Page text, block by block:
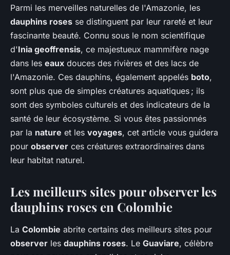
Où observer les dauphins
roses dans l'Amazonie ?
Owen•9 juin 2024•5 min de lecture
Parmi les merveilles naturelles de l'Amazonie, les
dauphins roses se distinguent par leur rareté et leur
fascinante beauté. Connu sous le nom scientifique
d'Inia geoffrensis, ce majestueux mammifère nage
dans les eaux douces des rivières et des lacs de
l'Amazonie. Ces dauphins, également appelés boto,
sont plus que de simples créatures aquatiques ; ils
sont des symboles culturels et des indicateurs de la
santé de leur écosystème. Si vous êtes passionnés
par la nature et les voyages, cet article vous guidera
pour observer ces créatures extraordinaires dans
leur habitat naturel.
Les meilleurs sites pour observer les
dauphins roses en Colombie
La Colombie abrite certains des meilleurs sites pour
observer les dauphins roses. Le Guaviare, célèbre